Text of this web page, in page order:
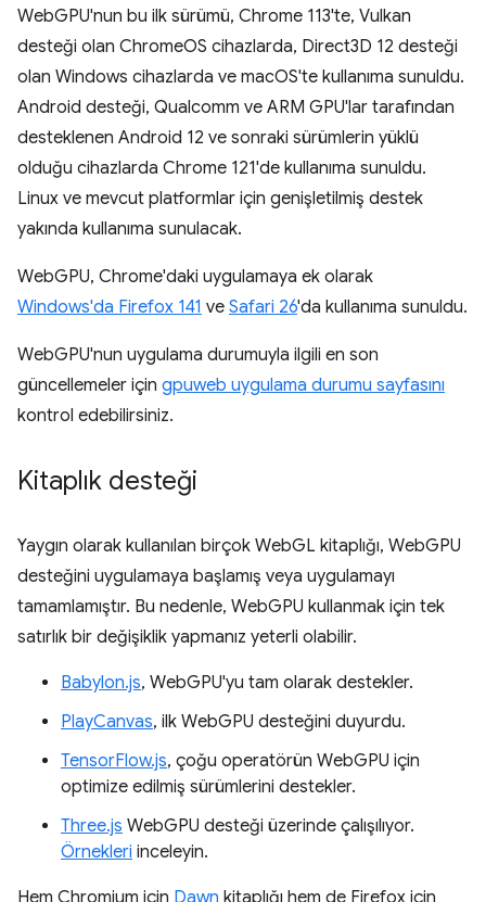
WebGPU'nun bu ilk sürümü, Chrome 113'te, Vulkan
desteği olan ChromeOS cihazlarda, Direct3D 12 desteği
olan Windows cihazlarda ve macOS'te kullanıma sunuldu.
Android desteği, Qualcomm ve ARM GPU'lar tarafından
desteklenen Android 12 ve sonraki sürümlerin yüklü
olduğu cihazlarda Chrome 121'de kullanıma sunuldu.
Linux ve mevcut platformlar için genişletilmiş destek
yakında kullanıma sunulacak.
WebGPU, Chrome'daki uygulamaya ek olarak
Windows'da Firefox 141 ve Safari 26'da kullanıma sunuldu.
WebGPU'nun uygulama durumuyla ilgili en son
güncellemeler için gpuweb uygulama durumu sayfasını
kontrol edebilirsiniz.
Kitaplık desteği
Yaygın olarak kullanılan birçok WebGL kitaplığı, WebGPU
desteğini uygulamaya başlamış veya uygulamayı
tamamlamıştır. Bu nedenle, WebGPU kullanmak için tek
satırlık bir değişiklik yapmanız yeterli olabilir.
Babylon.js, WebGPU'yu tam olarak destekler.
PlayCanvas, ilk WebGPU desteğini duyurdu.
TensorFlow.js, çoğu operatörün WebGPU için
optimize edilmiş sürümlerini destekler.
Three.js WebGPU desteği üzerinde çalışılıyor.
Örnekleri inceleyin.
Hem Chromium için Dawn kitaplığı hem de Firefox için